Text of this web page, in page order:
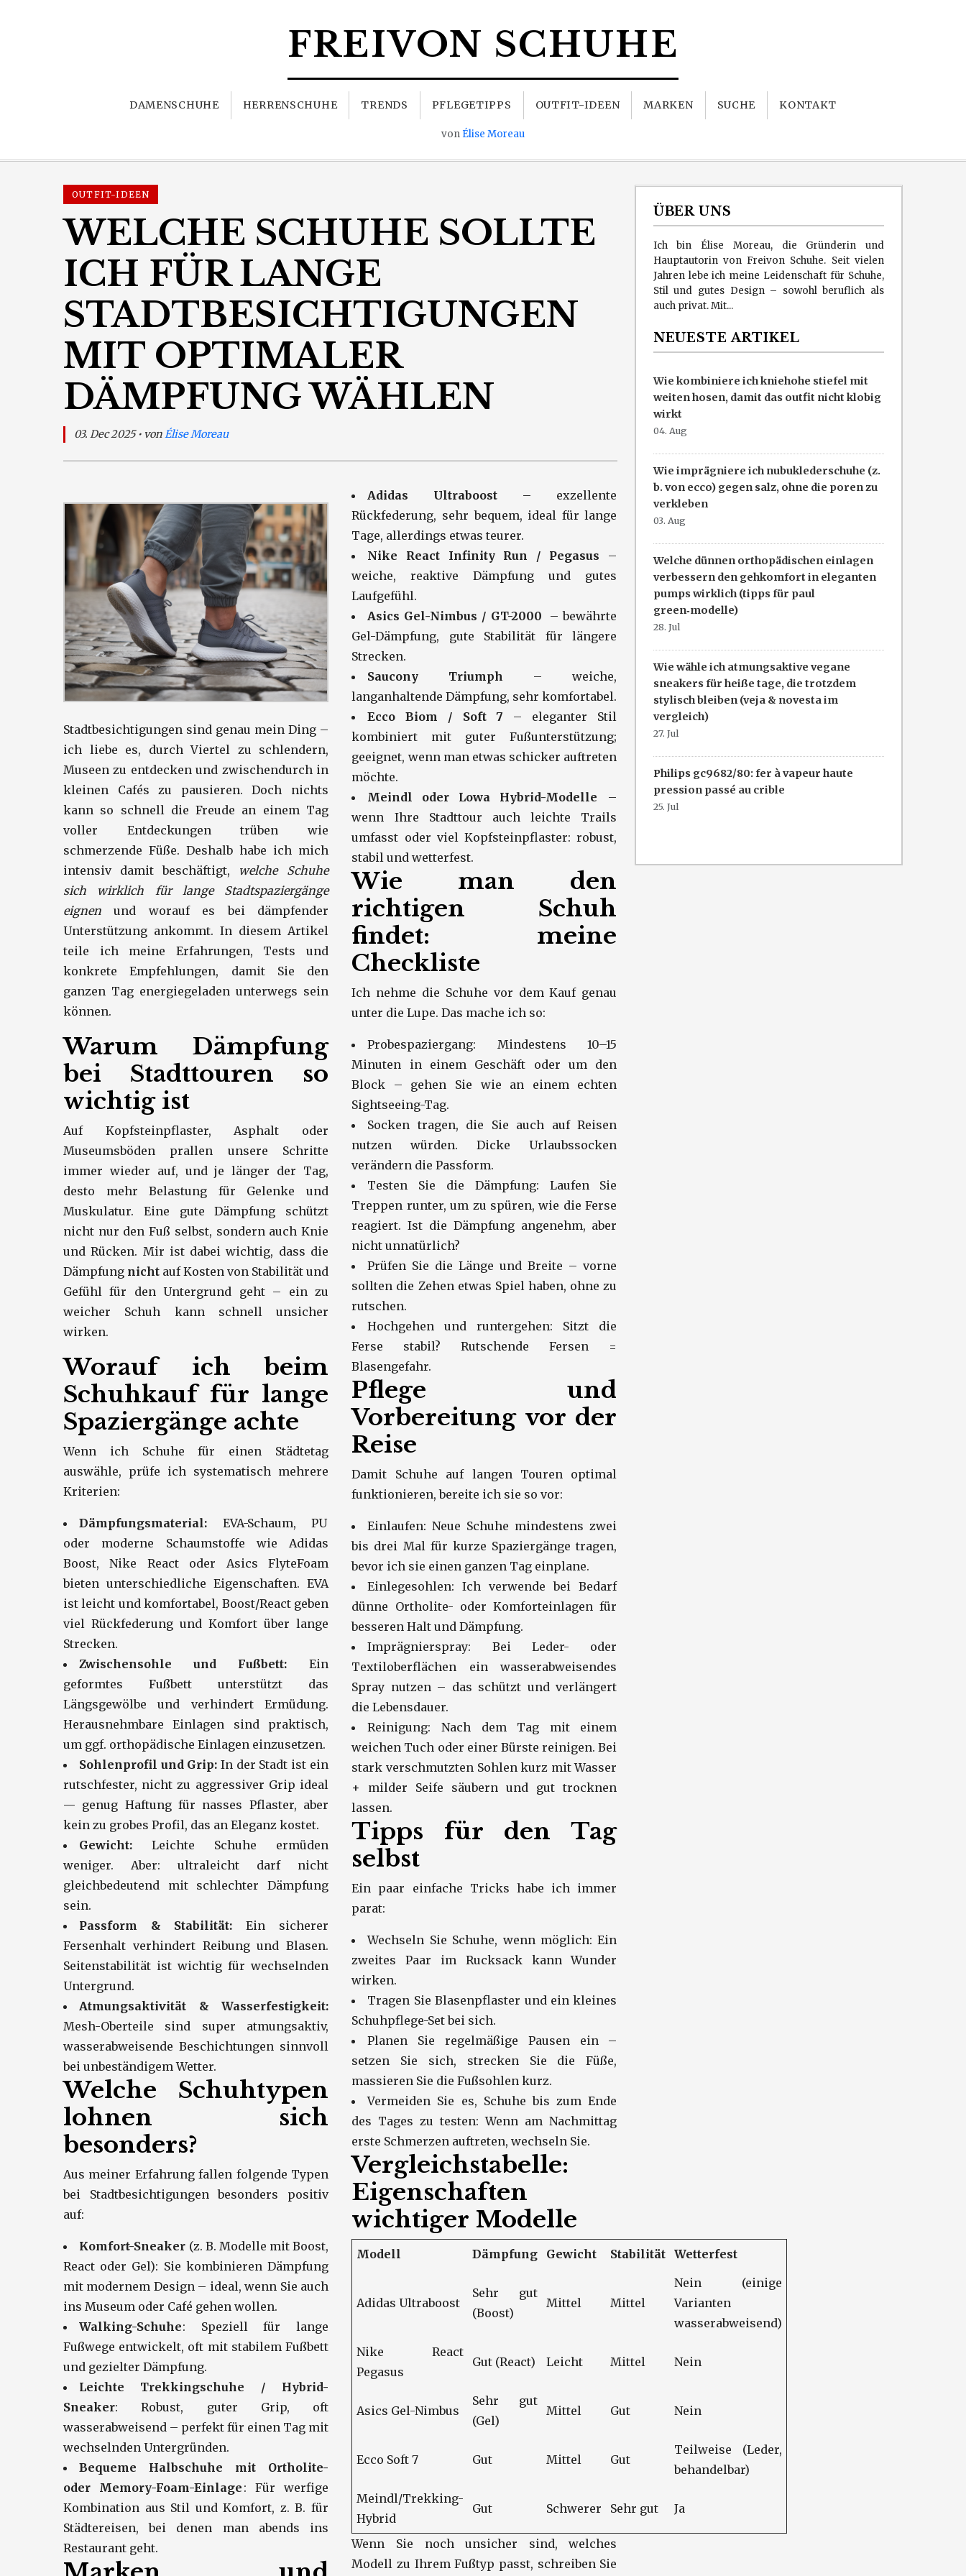
FREIVON SCHUHE
DAMENSCHUHE HERRENSCHUHE TRENDS PFLEGETIPPS OUTFIT-IDEEN MARKEN SUCHE KONTAKT
von Élise Moreau
OUTFIT-IDEEN
WELCHE SCHUHE SOLLTE
ICH FÜR LANGE
STADTBESICHTIGUNGEN
MIT OPTIMALER
DÄMPFUNG WÄHLEN
03. Dec 2025 • vonÉlise Moreau
Stadtbesichtigungen sind genau mein Ding –
ich liebe es, durch Viertel zu schlendern,
Museen zu entdecken und zwischendurch in
kleinen Cafés zu pausieren. Doch nichts
kann so schnell die Freude an einem Tag
voller Entdeckungen trüben wie
schmerzende Füße. Deshalb habe ich mich
intensiv damit beschäftigt, welche Schuhe
sich wirklich für lange Stadtspaziergänge
eignen und worauf es bei dämpfender
Unterstützung ankommt. In diesem Artikel
teile ich meine Erfahrungen, Tests und
konkrete Empfehlungen, damit Sie den
ganzen Tag energiegeladen unterwegs sein
können.
Warum Dämpfung
bei Stadttouren so
wichtig ist
Auf Kopfsteinpflaster, Asphalt oder
Museumsböden prallen unsere Schritte
immer wieder auf, und je länger der Tag,
desto mehr Belastung für Gelenke und
Muskulatur. Eine gute Dämpfung schützt
nicht nur den Fuß selbst, sondern auch Knie
und Rücken. Mir ist dabei wichtig, dass die
Dämpfung nicht auf Kosten von Stabilität und
Gefühl für den Untergrund geht – ein zu
weicher Schuh kann schnell unsicher
wirken.
Worauf ich beim
Schuhkauf für lange
Spaziergänge achte
Wenn ich Schuhe für einen Städtetag
auswähle, prüfe ich systematisch mehrere
Kriterien:
Dämpfungsmaterial: EVA-Schaum, PU
oder moderne Schaumstoffe wie Adidas
Boost, Nike React oder Asics FlyteFoam
bieten unterschiedliche Eigenschaften. EVA
ist leicht und komfortabel, Boost/React geben
viel Rückfederung und Komfort über lange
Strecken.
Zwischensohle und Fußbett: Ein
geformtes Fußbett unterstützt das
Längsgewölbe und verhindert Ermüdung.
Herausnehmbare Einlagen sind praktisch,
um ggf. orthopädische Einlagen einzusetzen.
Sohlenprofil und Grip: In der Stadt ist ein
rutschfester, nicht zu aggressiver Grip ideal
— genug Haftung für nasses Pflaster, aber
kein zu grobes Profil, das an Eleganz kostet.
Gewicht: Leichte Schuhe ermüden
weniger. Aber: ultraleicht darf nicht
gleichbedeutend mit schlechter Dämpfung
sein.
Passform & Stabilität: Ein sicherer
Fersenhalt verhindert Reibung und Blasen.
Seitenstabilität ist wichtig für wechselnden
Untergrund.
Atmungsaktivität & Wasserfestigkeit:
Mesh-Oberteile sind super atmungsaktiv,
wasserabweisende Beschichtungen sinnvoll
bei unbeständigem Wetter.
Welche Schuhtypen
lohnen sich
besonders?
Aus meiner Erfahrung fallen folgende Typen
bei Stadtbesichtigungen besonders positiv
auf:
Komfort-Sneaker (z. B. Modelle mit Boost,
React oder Gel): Sie kombinieren Dämpfung
mit modernem Design – ideal, wenn Sie auch
ins Museum oder Café gehen wollen.
Walking-Schuhe: Speziell für lange
Fußwege entwickelt, oft mit stabilem Fußbett
und gezielter Dämpfung.
Leichte Trekkingschuhe / Hybrid-
Sneaker: Robust, guter Grip, oft
wasserabweisend – perfekt für einen Tag mit
wechselnden Untergründen.
Bequeme Halbschuhe mit Ortholite-
oder Memory-Foam-Einlage : Für werfige
Kombination aus Stil und Komfort, z. B. für
Städtereisen, bei denen man abends ins
Restaurant geht.
Adidas Ultraboost – exzellente
Rückfederung, sehr bequem, ideal für lange
Tage, allerdings etwas teurer.
Nike React Infinity Run / Pegasus –
weiche, reaktive Dämpfung und gutes
Laufgefühl.
Asics Gel-Nimbus / GT-2000
– bewährte
Gel-Dämpfung, gute Stabilität für längere
Strecken.
Saucony Triumph – weiche,
langanhaltende Dämpfung, sehr komfortabel.
Ecco Biom / Soft 7 – eleganter Stil
kombiniert mit guter Fußunterstützung;
geeignet, wenn man etwas schicker auftreten
möchte.
Meindl oder Lowa Hybrid-Modelle
–
wenn Ihre Stadttour auch leichte Trails
umfasst oder viel Kopfsteinpflaster: robust,
stabil und wetterfest.
Wie man den
richtigen Schuh
findet: meine
Checkliste
Ich nehme die Schuhe vor dem Kauf genau
unter die Lupe. Das mache ich so:
Probespaziergang: Mindestens 10–15
Minuten in einem Geschäft oder um den
Block – gehen Sie wie an einem echten
Sightseeing-Tag.
Socken tragen, die Sie auch auf Reisen
nutzen würden. Dicke Urlaubssocken
verändern die Passform.
Testen Sie die Dämpfung: Laufen Sie
Treppen runter, um zu spüren, wie die Ferse
reagiert. Ist die Dämpfung angenehm, aber
nicht unnatürlich?
Prüfen Sie die Länge und Breite – vorne
sollten die Zehen etwas Spiel haben, ohne zu
rutschen.
Hochgehen und runtergehen: Sitzt die
Ferse stabil? Rutschende Fersen =
Blasengefahr.
Pflege und
Vorbereitung vor der
Reise
Damit Schuhe auf langen Touren optimal
funktionieren, bereite ich sie so vor:
Einlaufen: Neue Schuhe mindestens zwei
bis drei Mal für kurze Spaziergänge tragen,
bevor ich sie einen ganzen Tag einplane.
Einlegesohlen: Ich verwende bei Bedarf
dünne Ortholite- oder Komforteinlagen für
besseren Halt und Dämpfung.
Imprägnierspray: Bei Leder- oder
Textiloberflächen ein wasserabweisendes
Spray nutzen – das schützt und verlängert
die Lebensdauer.
Reinigung: Nach dem Tag mit einem
weichen Tuch oder einer Bürste reinigen. Bei
stark verschmutzten Sohlen kurz mit Wasser
+ milder Seife säubern und gut trocknen
lassen.
Tipps für den Tag
selbst
Ein paar einfache Tricks habe ich immer
parat:
Wechseln Sie Schuhe, wenn möglich: Ein
zweites Paar im Rucksack kann Wunder
wirken.
Tragen Sie Blasenpflaster und ein kleines
Schuhpflege-Set bei sich.
Planen Sie regelmäßige Pausen ein –
setzen Sie sich, strecken Sie die Füße,
massieren Sie die Fußsohlen kurz.
Vermeiden Sie es, Schuhe bis zum Ende
des Tages zu testen: Wenn am Nachmittag
erste Schmerzen auftreten, wechseln Sie.
Vergleichstabelle:
Eigenschaften
wichtiger Modelle
Modell Dämpfung Gewicht Stabilität Wetterfest
Adidas Ultraboost
Sehr gut
(Boost)
Mittel Mittel
Nein (einige
Varianten
wasserabweisend)
Nike React
Pegasus
Gut (React) Leicht Mittel Nein
Asics Gel-Nimbus
Sehr gut
(Gel)
Mittel Gut Nein
Ecco Soft 7 Gut Mittel Gut
Teilweise (Leder,
behandelbar)
Meindl/Trekking-
Hybrid
Gut Schwerer Sehr gut Ja
Wenn Sie noch unsicher sind, welches
Modell zu Ihrem Fußtyp passt, schreiben Sie
ÜBER UNS
Ich bin Élise Moreau, die Gründerin und
Hauptautorin von Freivon Schuhe. Seit vielen
Jahren lebe ich meine Leidenschaft für Schuhe,
Stil und gutes Design – sowohl beruflich als
auch privat. Mit...
NEUESTE ARTIKEL
Wie kombiniere ich kniehohe stiefel mit
weiten hosen, damit das outfit nicht klobig
wirkt
04. Aug
Wie imprägniere ich nubuklederschuhe (z.
b. von ecco) gegen salz, ohne die poren zu
verkleben
03. Aug
Welche dünnen orthopädischen einlagen
verbessern den gehkomfort in eleganten
pumps wirklich (tipps für paul
green‑modelle)
28. Jul
Wie wähle ich atmungsaktive vegane
sneakers für heiße tage, die trotzdem
stylisch bleiben (veja & novesta im
vergleich)
27. Jul
Philips gc9682/80: fer à vapeur haute
pression passé au crible
25. Jul